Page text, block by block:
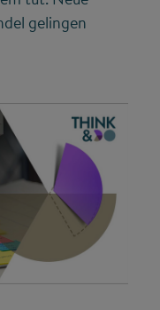
gelingen